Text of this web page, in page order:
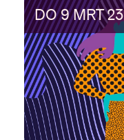
DO 9 MRT 23